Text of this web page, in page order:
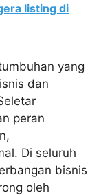
listing di
yang
dan
peran
Di seluruh
bisnis
oleh